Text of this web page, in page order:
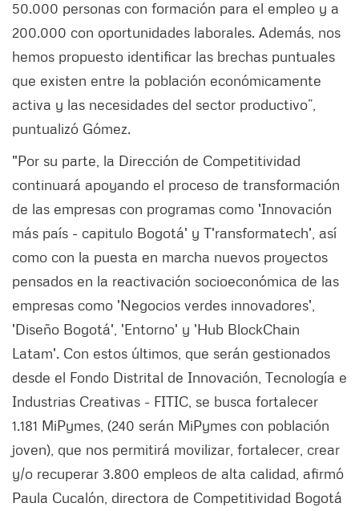
50.000 personas con formación para el empleo y a
200.000 con oportunidades laborales. Además, nos
hemos propuesto identificar las brechas puntuales
que existen entre la población económicamente
activa y las necesidades del sector productivo”,
puntualizó Gómez.
"Por su parte, la Dirección de Competitividad
continuará apoyando el proceso de transformación
de las empresas con programas como 'Innovación
más país - capitulo Bogotá' y T'ransformatech', así
como con la puesta en marcha nuevos proyectos
pensados en la reactivación socioeconómica de las
empresas como 'Negocios verdes innovadores',
'Diseño Bogotá', 'Entorno' y 'Hub BlockChain
Latam'. Con estos últimos, que serán gestionados
desde el Fondo Distrital de Innovación, Tecnología e
Industrias Creativas - FITIC, se busca fortalecer
1.181 MiPymes, (240 serán MiPymes con población
joven), que nos permitirá movilizar, fortalecer, crear
y/o recuperar 3.800 empleos de alta calidad, afirmó
Paula Cucalón, directora de Competitividad Bogotá